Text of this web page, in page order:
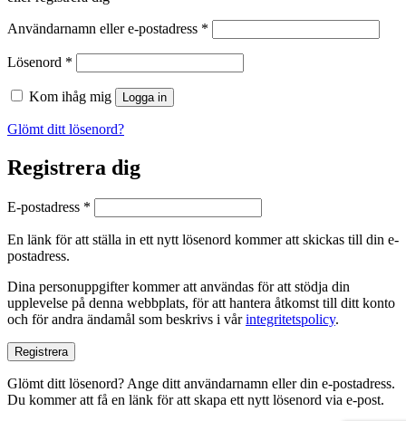
Användarnamn eller e-postadress *
Lösenord *
Kom ihåg mig Logga in
Glömt ditt lösenord?
Registrera dig
E-postadress *
En länk för att ställa in ett nytt lösenord kommer att skickas till din e-
postadress.
Dina personuppgifter kommer att användas för att stödja din
upplevelse på denna webbplats, för att hantera åtkomst till ditt konto
och för andra ändamål som beskrivs i vårintegritetspolicy.
Registrera
Glömt ditt lösenord? Ange ditt användarnamn eller din e-postadress.
Du kommer att få en länk för att skapa ett nytt lösenord via e-post.